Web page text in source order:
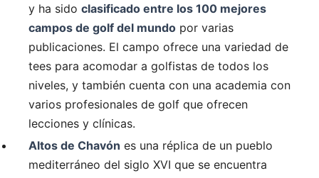
y ha sido clasificado entre los 100 mejores
campos de golf del mundo por varias
publicaciones. El campo ofrece una variedad de
tees para acomodar a golfistas de todos los
niveles, y también cuenta con una academia con
varios profesionales de golf que ofrecen
lecciones y clínicas.
Altos de Chavón es una réplica de un pueblo
mediterráneo del siglo XVI que se encuentra